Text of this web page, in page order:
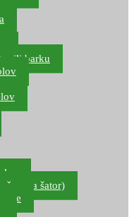
ili barku
za šator)